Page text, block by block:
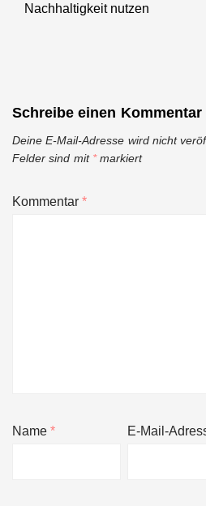
post:
Nachhaltigkeit nutzen
Schreibe einen Kommentar
Deine E-Mail-Adresse wird nicht
Felder sind mit *markiert
Kommentar*
Name* E-Mail-